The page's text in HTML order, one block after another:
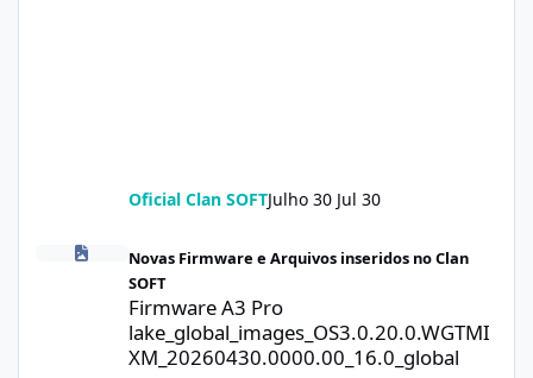
Oficial Clan SOFTJulho 30 Jul 30
Firmware A3 Pro
Novas Firmware e Arquivos inseridos no Clan
SOFT
Firmware A3 Pro
lake_global_images_OS3.0.20.0.WGTMI
XM_20260430.0000.00_16.0_global